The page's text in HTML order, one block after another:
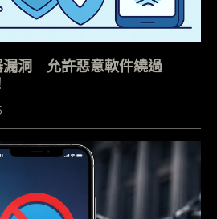
洞 允許惡意軟件繞過